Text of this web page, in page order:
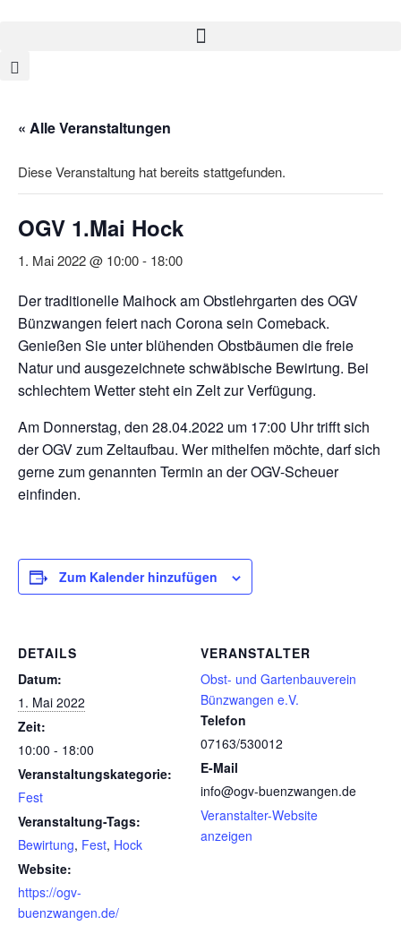
« Alle Veranstaltungen
Diese Veranstaltung hat bereits stattgefunden.
OGV 1.Mai Hock
1. Mai 2022 @ 10:00- 18:00
Der traditionelle Maihock am Obstlehrgarten des OGV
Bünzwangen feiert nach Corona sein Comeback.
Genießen Sie unter blühenden Obstbäumen die freie
Natur und ausgezeichnete schwäbische Bewirtung. Bei
schlechtem Wetter steht ein Zelt zur Verfügung.
Am Donnerstag, den 28.04.2022 um 17:00 Uhr trifft sich
der OGV zum Zeltaufbau. Wer mithelfen möchte, darf sich
gerne zum genannten Termin an der OGV-Scheuer
einfinden.
Zum Kalender hinzufügen
DETAILS
Datum:
1. Mai 2022
Zeit:
10:00 - 18:00
Veranstaltungskategorie:
Fest
Veranstaltung-Tags:
Bewirtung, Fest, Hock
Website:
https://ogv-
buenzwangen.de/
VERANSTALTER
Obst- und Gartenbauverein
Bünzwangen e.V.
Telefon
07163/530012
E-Mail
info@ogv-buenzwangen.de
Veranstalter-Website
anzeigen